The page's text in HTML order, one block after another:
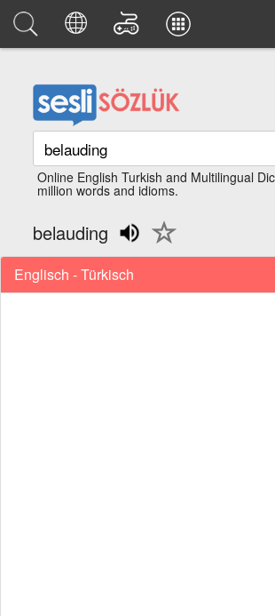
Online English Turkish and Multilingual
million words and idioms.
belauding
Englisch - Türkisch